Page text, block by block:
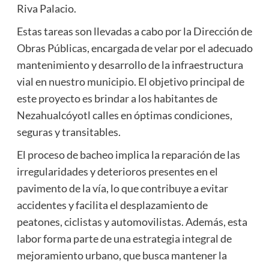
Riva Palacio.
Estas tareas son llevadas a cabo por la Dirección de
Obras Públicas, encargada de velar por el adecuado
mantenimiento y desarrollo de la infraestructura
vial en nuestro municipio. El objetivo principal de
este proyecto es brindar a los habitantes de
Nezahualcóyotl calles en óptimas condiciones,
seguras y transitables.
El proceso de bacheo implica la reparación de las
irregularidades y deterioros presentes en el
pavimento de la vía, lo que contribuye a evitar
accidentes y facilita el desplazamiento de
peatones, ciclistas y automovilistas. Además, esta
labor forma parte de una estrategia integral de
mejoramiento urbano, que busca mantener la